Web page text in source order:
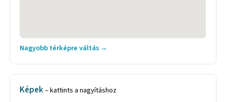
Nagyobb térképre váltás →
Képek– kattints a nagyításhoz